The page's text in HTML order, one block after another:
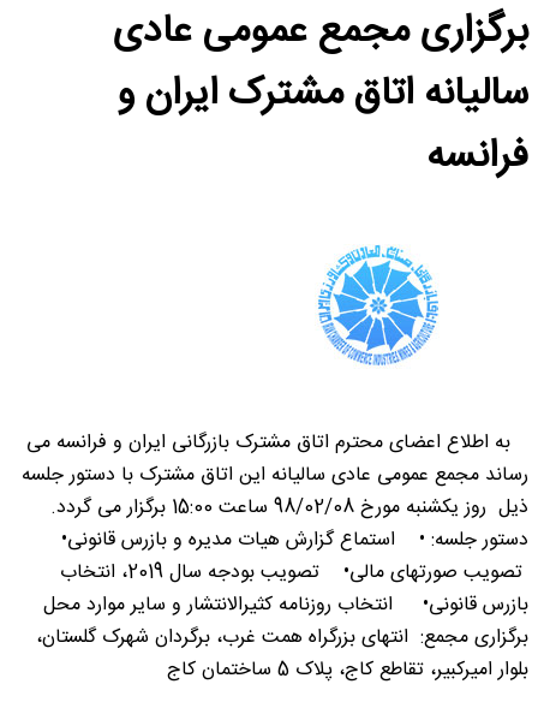
برگزاری مجمع عمومی عادی
سالیانه اتاق مشترک ایران و
فرانسه
به اطلاع اعضای محترم اتاق مشترک بازرگانی ایران و فرانسه می
رساند مجمع عمومی عادی سالیانه این اتاق مشترک با دستور جلسه
ذیل روز یکشنبه مورخ 98/02/08 ساعت 15:00 برگزار می گردد.
دستور جلسه: • استماع گزارش هیات مدیره و بازرس قانونی•
تصویب صورتهای مالی• تصویب بودجه سال 2019، انتخاب
بازرس قانونی• انتخاب روزنامه کثیرالانتشار و سایر موارد محل
برگزاری مجمع: انتهای بزرگراه همت غرب، برگردان شهرک گلستان،
بلوار امیرکبیر، تقاطع کاج، پلاک 5 ساختمان کاج